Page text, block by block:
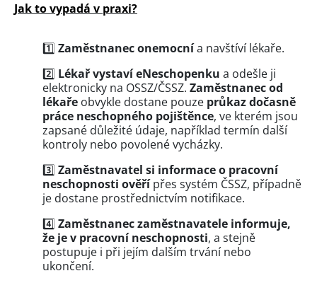
Jak to vypadá v praxi?
1️⃣ Zaměstnanec onemocnía navštíví lékaře.
2️⃣ Lékař vystaví eNeschopenku a odešle ji
elektronicky na OSSZ/ČSSZ. Zaměstnanec od
lékaře obvykle dostane pouze průkaz dočasně
práce neschopného pojištěnce, ve kterém jsou
zapsané důležité údaje, například termín další
kontroly nebo povolené vycházky.
3️⃣ Zaměstnavatel si informace o pracovní
neschopnosti ověřípřes systém ČSSZ, případně
je dostane prostřednictvím notifikace.
4️⃣ Zaměstnanec zaměstnavatele informuje,
že je v pracovní neschopnosti, a stejně
postupuje i při jejím dalším trvání nebo
ukončení.